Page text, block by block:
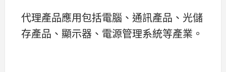
代理產品應用包括電腦、通訊產品、光儲
存產品、顯示器、電源管理系統等產業。